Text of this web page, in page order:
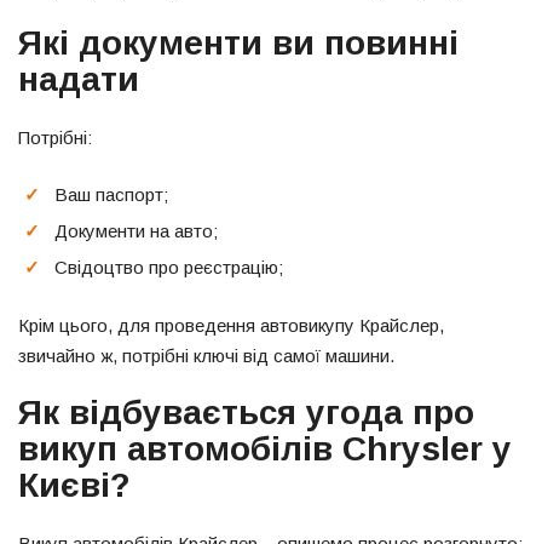
Які документи ви повинні
надати
Потрібні:
Ваш паспорт;
Документи на авто;
Свідоцтво про реєстрацію;
Крім цього, для проведення автовикупу Крайслер,
звичайно ж, потрібні ключі від самої машини.
Як відбувається угода про
викуп автомобілів Chrysler у
Києві?